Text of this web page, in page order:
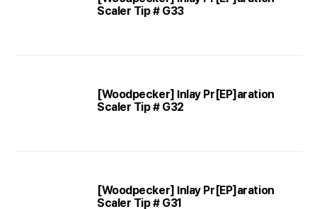
Scaler Tip # G33
[Woodpecker] Inlay Pr[EP]aration
Scaler Tip # G32
[Woodpecker] Inlay Pr[EP]aration
Scaler Tip # G31